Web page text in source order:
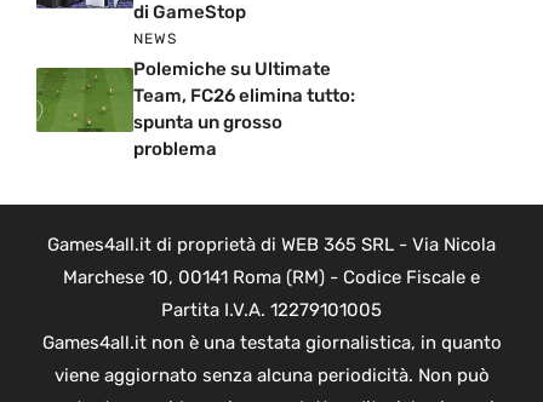
di GameStop
NEWS
Polemiche su Ultimate
Team, FC26 elimina tutto:
spunta un grosso
problema
Games4all.it di proprietà di WEB 365 SRL - Via Nicola
Marchese 10, 00141 Roma (RM) - Codice Fiscale e
Partita I.V.A. 12279101005
Games4all.it non è una testata giornalistica, in quanto
viene aggiornato senza alcuna periodicità. Non può